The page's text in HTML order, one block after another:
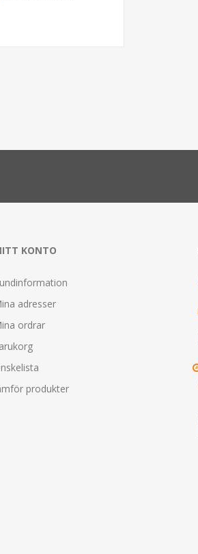
KONTO
adresser
ordrar
produkter